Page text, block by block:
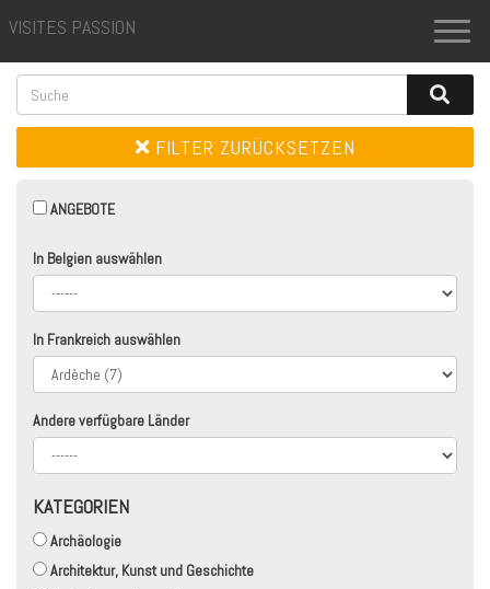
VISITES PASSION
FILTER ZURÜCKSETZEN
ANGEBOTE
In Belgien auswählen
In Frankreich auswählen
Andere verfügbare Länder
KATEGORIEN
Archäologie
Architektur, Kunst und Geschichte